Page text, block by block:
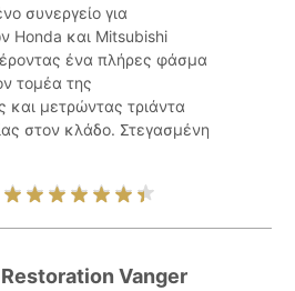
συνεργείο για
Honda και Mitsubishi
ένα πλήρες φάσμα
τομέα της
και μετρώντας τριάντα
στον κλάδο. Στεγασμένη
Vanger